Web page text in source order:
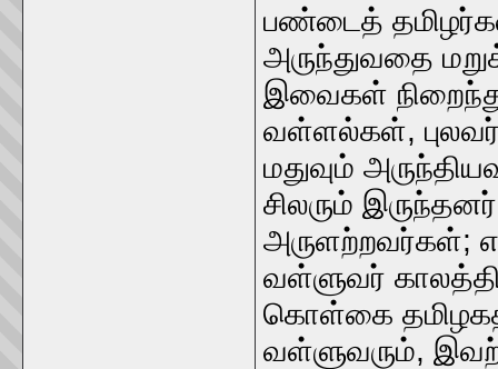
பண்டைத்‌
அருந்துவதை
இவைகள்‌
வள்ளல்கள்‌,
மதுவும்‌
சிலரும்‌
அருளற்றவர்கள்‌;
வள்ளுவர்‌
கொள்கை
வள்ளுவரும்‌,